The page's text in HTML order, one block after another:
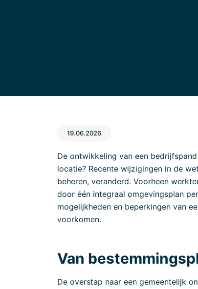
19.06.2026
De ontwikkeling van een
locatie? Recente wijzigingen in de
beheren, veranderd. Voorheen
door één integraal omgevingsplan
mogelijkheden en beperkingen van
voorkomen.
Van
De overstap naar een gemeentelijk